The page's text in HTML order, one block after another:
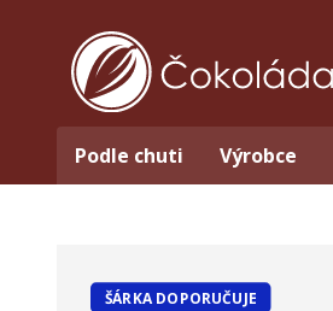
Podle chuti Výrobce
ŠÁRKA DOPORUČUJE